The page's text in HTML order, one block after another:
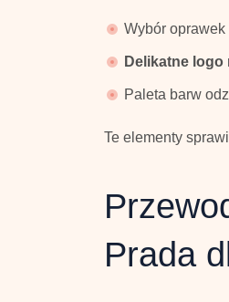
Wybór oprawek
Delikatne
Paleta barw
Te elementy
Prada